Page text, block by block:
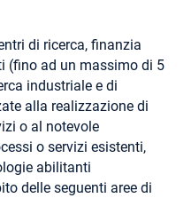
di ricerca, finanzia
(fino ad un massimo di 5
industriale e di
alla realizzazione di
o al notevole
o servizi esistenti,
abilitanti
delle seguenti aree di